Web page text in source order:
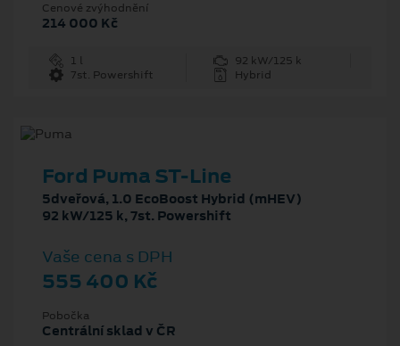
Cenové zvýhodnění
214 000 Kč
1 l
92 kW/125 k
7st. Powershift
Hybrid
Ford Puma ST-Line
5dveřová, 1.0 EcoBoost Hybrid (mHEV)
92 kW/125 k, 7st. Powershift
Vaše cena s DPH
555 400 Kč
Pobočka
Centrální sklad v ČR